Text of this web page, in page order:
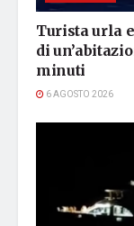
Turista urla
di
minuti
6 AGOSTO 2026